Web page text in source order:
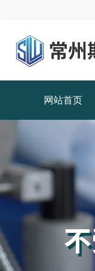
网站首页